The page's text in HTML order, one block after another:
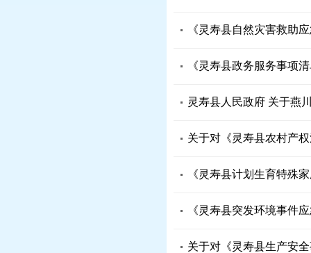
《灵寿县自然灾害救助
《灵寿县政务服务事项
灵寿县人民政府 关于燕
关于对《灵寿县农村产
《灵寿县计划生育特殊
《灵寿县突发环境事件
关于对《灵寿县生产安